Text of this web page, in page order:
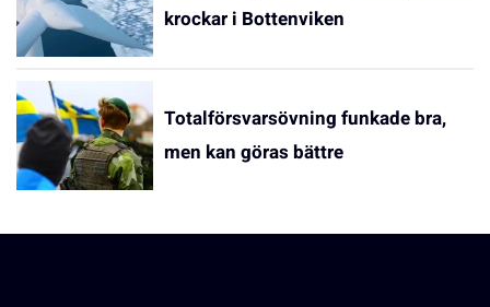
krockar i Bottenviken
Totalförsvarsövning funkade bra,
men kan göras bättre